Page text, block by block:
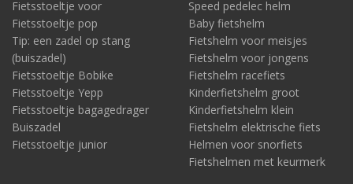
Fietsstoeltje voor
Fietsstoeltje pop
Tip: een zadel op stang
(buiszadel)
Fietsstoeltje Bobike
Fietsstoeltje Yepp
Fietsstoeltje bagagedrager
Buiszadel
Fietsstoeltje junior
Speed pedelec helm
Baby fietshelm
Fietshelm voor meisjes
Fietshelm voor jongens
Fietshelm racefiets
Kinderfietshelm groot
Kinderfietshelm klein
Fietshelm elektrische fiets
Helmen voor snorfiets
Fietshelmen met keurmerk